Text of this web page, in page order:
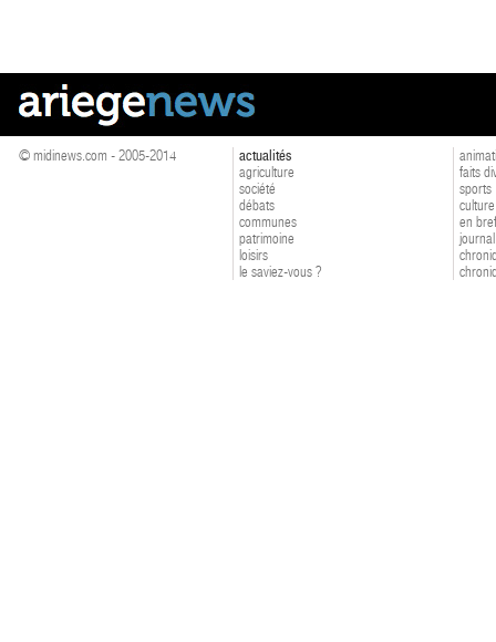
© midinews.com - 2005-2014
actualités
agriculture
société
débats
communes
patrimoine
loisirs
le saviez-vous ?
faits
sports
culture
en bref